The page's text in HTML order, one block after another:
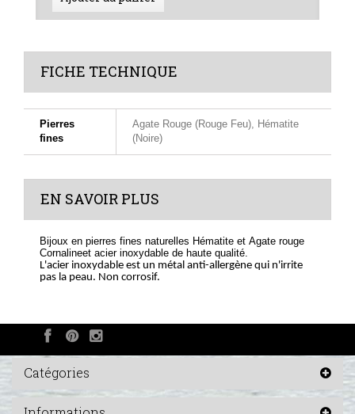
FICHE TECHNIQUE
Pierres
fines
Agate Rouge (Rouge Feu), Hématite
(Noire)
EN SAVOIR PLUS
Bijoux en pierres fines naturelles Hématite et Agate rouge
Cornalineet acier inoxydable de haute qualité.
L'acier inoxydable est un métal anti-allergène qui n'irrite
pas la peau. Non corrosif.
Catégories